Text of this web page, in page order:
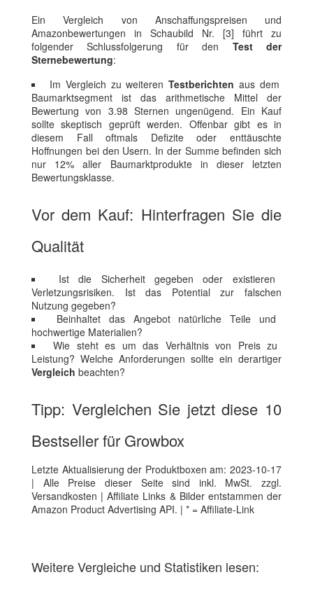
Ein Vergleich von Anschaffungspreisen und
Amazonbewertungen in Schaubild Nr. [3] führt zu
folgender Schlussfolgerung für den Test der
Sternebewertung:
Im Vergleich zu weiterenTestberichten aus dem
Baumarktsegment ist das arithmetische Mittel der
Bewertung von 3.98 Sternen ungenügend. Ein Kauf
sollte skeptisch geprüft werden. Offenbar gibt es in
diesem Fall oftmals Defizite oder enttäuschte
Hoffnungen bei den Usern. In der Summe befinden sich
nur 12% aller Baumarktprodukte in dieser letzten
Bewertungsklasse.
Vor dem Kauf: Hinterfragen Sie die
Qualität
Ist die Sicherheit gegeben oder existieren
Verletzungsrisiken. Ist das Potential zur falschen
Nutzung gegeben?
Beinhaltet das Angebot natürliche Teile und
hochwertige Materialien?
Wie steht es um das Verhältnis von Preis zu
Leistung? Welche Anforderungen sollte ein derartiger
Vergleich beachten?
Tipp: Vergleichen Sie jetzt diese 10
Bestseller für Growbox
Letzte Aktualisierung der Produktboxen am: 2023-10-17
| Alle Preise dieser Seite sind inkl. MwSt. zzgl.
Versandkosten | Affiliate Links & Bilder entstammen der
Amazon Product Advertising API. | * = Affiliate-Link
Weitere Vergleiche und Statistiken lesen: